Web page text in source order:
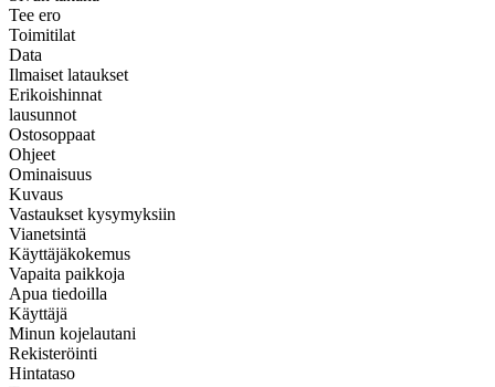
Tee ero
Toimitilat
Data
Ilmaiset lataukset
Erikoishinnat
lausunnot
Ostosoppaat
Ohjeet
Ominaisuus
Kuvaus
Vastaukset kysymyksiin
Vianetsintä
Käyttäjäkokemus
Vapaita paikkoja
Apua tiedoilla
Käyttäjä
Minun kojelautani
Rekisteröinti
Hintataso